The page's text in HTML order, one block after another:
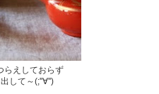
らえしておらず
して～(;''∀'')